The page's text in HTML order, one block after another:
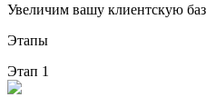
Увеличим вашу клиентскую
Этапы
Этап 1